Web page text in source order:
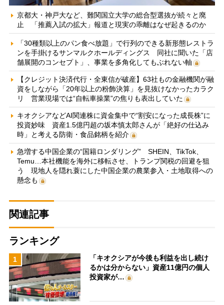
京都大・神戸大など、難関国立大学の総合型選抜が続々と廃
止 「推薦入試の拡大」報道と現実の乖離はなぜ起きるのか
「30種類以上のパン食べ放題」で行列のできる新形態レストラ
ンを手掛けるサンマルクホールディングス 同社に聞いた「店
舗展開のコンセプト」、事業を多角化してもぶれない軸
【クレジット決済代行・全東信が破産】63社もの金融機関が融
資をしながら「20年以上の粉飾決算」を見抜けなかったカラク
リ 営業現場では“自転車操業”の焦りも表出していた
キオクシアなどAI関連株に資金集中で“割安になった成長株”に
投資妙味 資産1.5億円超の坂本慎太郎さんが「絶好の仕込み
時」と考える防衛・食品銘柄を紹介
急増する中国企業の“国籍ロンダリング” SHEIN、TikTok、
Temu…本社機能を海外に移転させ、トランプ関税の回避を狙
う 現地人を隠れ蓑にした中国企業の農業参入・土地取得への
懸念も
関連記事
ランキング
1
「キオクシアが今後も利益を出し続け
るかは分からない」資産11億円の個人
投資家が…